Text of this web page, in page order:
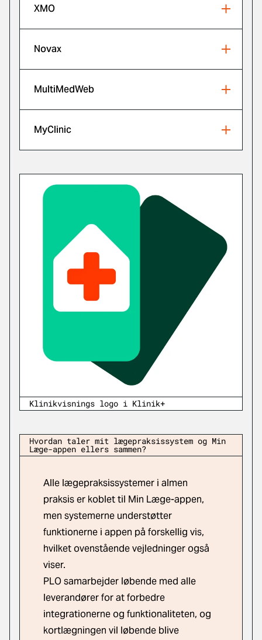
XMO
Novax
MultiMedWeb
MyClinic
Klinikvisnings logo i Klinik+
Hvordan taler mit lægepraksissystem og Min
Læge-appen ellers sammen?
Alle lægepraksissystemer i almen
praksis er koblet til Min Læge-appen,
men systemerne understøtter
funktionerne i appen på forskellig vis,
hvilket ovenstående vejledninger også
viser.
PLO samarbejder løbende med alle
leverandører for at forbedre
integrationerne og funktionaliteten, og
kortlægningen vil løbende blive